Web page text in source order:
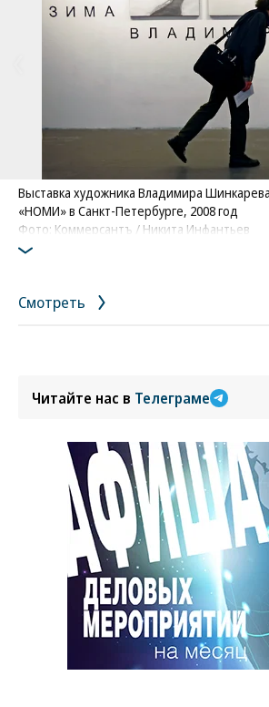
Выставка художника Владимира
«НОМИ» в Санкт-Петербурге, 2008 год
Фото: Коммерсантъ / Никита Инфантьев
Смотреть
Читайте нас в Телеграме